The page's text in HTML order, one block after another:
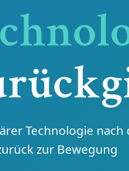
Technologie nach
zur Bewegung